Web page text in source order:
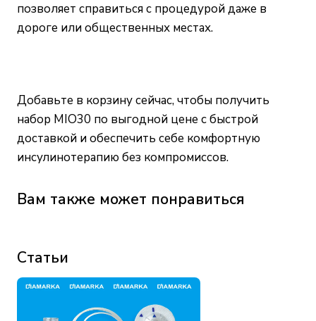
позволяет справиться с процедурой даже в
дороге или общественных местах.
Добавьте в корзину сейчас, чтобы получить
набор MIO30 по выгодной цене с быстрой
доставкой и обеспечить себе комфортную
инсулинотерапию без компромиссов.
Вам также может понравиться
Статьи